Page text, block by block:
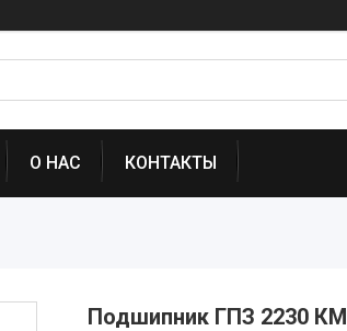
О НАС КОНТАКТЫ
Подшипник ГПЗ 2230 КМ